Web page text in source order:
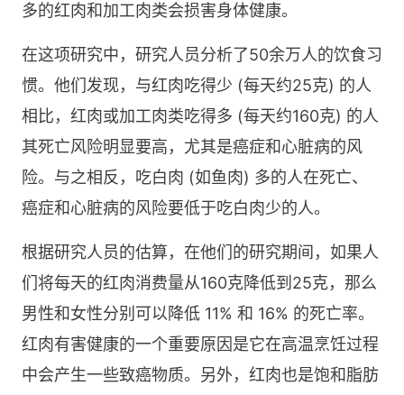
多的红肉和加工肉类会损害身体健康。
在这项研究中，研究人员分析了50余万人的饮食习
惯。他们发现，与红肉吃得少 (每天约25克) 的人
相比，红肉或加工肉类吃得多 (每天约160克) 的人
其死亡风险明显要高，尤其是癌症和心脏病的风
险。与之相反，吃白肉 (如鱼肉) 多的人在死亡、
癌症和心脏病的风险要低于吃白肉少的人。
根据研究人员的估算，在他们的研究期间，如果人
们将每天的红肉消费量从160克降低到25克，那么
男性和女性分别可以降低 11% 和 16% 的死亡率。
红肉有害健康的一个重要原因是它在高温烹饪过程
中会产生一些致癌物质。另外，红肉也是饱和脂肪